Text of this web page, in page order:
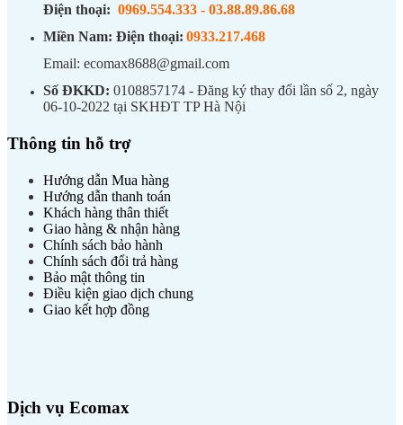
Điện thoại: 0969.554.333 - 03.88.89.86.68
Miền Nam: Điện thoại: 0933.217.468
Email: ecomax8688@gmail.com
Số ĐKKD: 0108857174 - Đăng ký thay đổi lần số 2, ngày
06-10-2022 tại SKHĐT TP Hà Nội
Thông tin hỗ trợ
Hướng dẫn Mua hàng
Hướng dẫn thanh toán
Khách hàng thân thiết
Giao hàng & nhận hàng
Chính sách bảo hành
Chính sách đổi trả hàng
Bảo mật thông tin
Điều kiện giao dịch chung
Giao kết hợp đồng
Dịch vụ Ecomax